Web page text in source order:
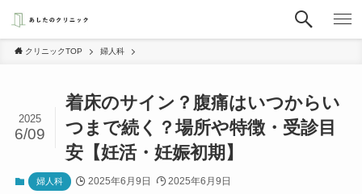
クリニックTOP 婦人科
着床のサイン？腹痛はいつからい
つまで続く？場所や特徴・受診目
安【妊活・妊娠初期】
2025
6/09
婦人科 2025年6月9日 2025年6月9日